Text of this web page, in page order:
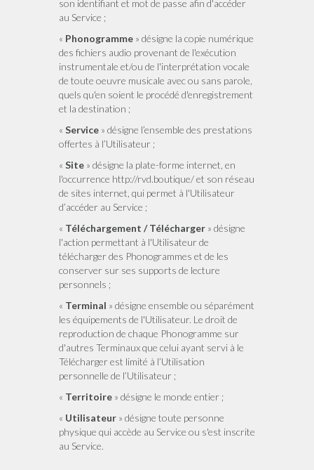
son identifiant et mot de passe afin d'accéder
au Service ;
« Phonogramme » désigne la copie numérique
des fichiers audio provenant de l'exécution
instrumentale et/ou de l'interprétation vocale
de toute oeuvre musicale avec ou sans parole,
quels qu'en soient le procédé d'enregistrement
et la destination ;
« Service » désigne l’ensemble des prestations
offertes à l’Utilisateur ;
« Site » désigne la plate-forme internet, en
l'occurrence http://rvd.boutique/ et son réseau
de sites internet, qui permet à l'Utilisateur
d’accéder au Service ;
« Téléchargement / Télécharger » désigne
l'action permettant à l'Utilisateur de
télécharger des Phonogrammes et de les
conserver sur ses supports de lecture
personnels ;
« Terminal » désigne ensemble ou séparément
les équipements de l'Utilisateur. Le droit de
reproduction de chaque Phonogramme sur
d'autres Terminaux que celui ayant servi à le
Télécharger est limité à l’Utilisation
personnelle de l’Utilisateur ;
« Territoire » désigne le monde entier ;
« Utilisateur » désigne toute personne
physique qui accède au Service ou s'est inscrite
au Service.